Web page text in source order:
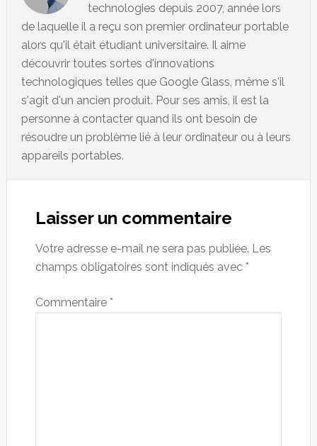
technologies depuis 2007, année lors
de laquelle il a reçu son premier ordinateur portable
alors qu'il était étudiant universitaire. Il aime
découvrir toutes sortes d'innovations
technologiques telles que Google Glass, même s'il
s'agit d'un ancien produit. Pour ses amis, il est la
personne à contacter quand ils ont besoin de
résoudre un problème lié à leur ordinateur ou à leurs
appareils portables.
Interactions
Laisser un commentaire
Votre adresse e-mail ne sera pas publiée. Les
champs obligatoires sont indiqués avec *
Commentaire *